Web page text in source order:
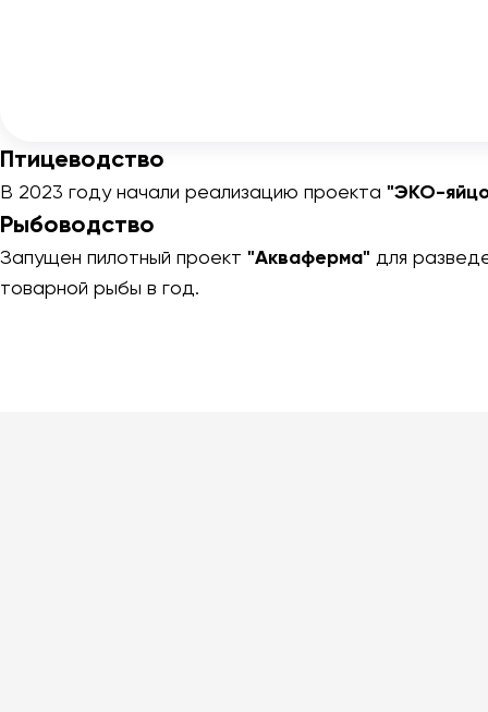
Птицеводство
В 2023 году начали реализацию проекта "ЭКО-
Рыбоводство
Запущен пилотный проект "Акваферма" для
товарной рыбы в год.